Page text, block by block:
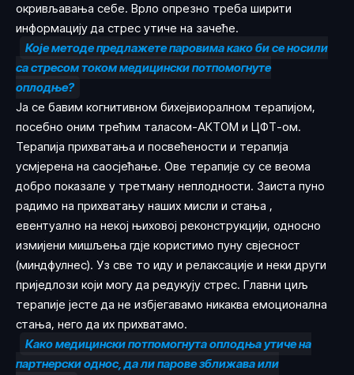
окривљавања себе. Врло опрезно треба ширити
информацију да стрес утиче на зачеће.
Које методе предлажете паровима како би се носили
са стресом током медицински потпомогнуте
оплодње?
Ја се бавим когнитивном бихејвиоралном терапијом,
посебно оним трећим таласом-АКТОМ и ЦФТ-ом.
Терапија прихватања и посвећености и терапија
усмјерена на саосјећање. Ове терапије су се веома
добро показале у третману неплодности. Заиста пуно
радимо на прихватању наших мисли и стања ,
евентуално на некој њиховој реконструкцији, односно
измијени мишљења гдје користимо пуну свјесност
(миндфулнес). Уз све то иду и релаксације и неки други
приједлози који могу да редукују стрес. Главни циљ
терапије јесте да не избјегавамо никаква емоционална
стања, него да их прихватамо.
Како медицински потпомогнута оплодња утиче на
партнерски однос, да ли парове зближава или